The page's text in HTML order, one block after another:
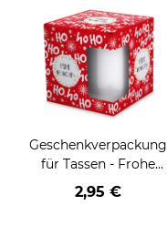
Geschenkverpackung
für Tassen - Frohe
Weihnachten - HO
HO HO - rot
2,95 €